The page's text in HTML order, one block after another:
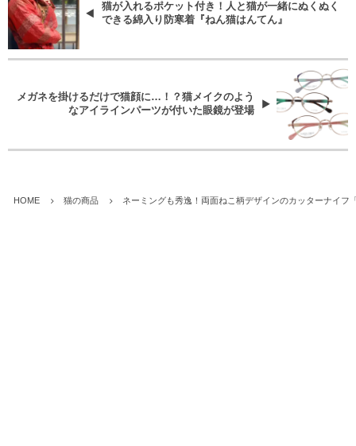
猫が入れるポケット付き！人と猫が一緒にぬくぬく
できる綿入り防寒着『ねん猫はんてん』
メガネを掛けるだけで猫顔に…！？猫メイクのよう
なアイラインパーツが付いた眼鏡が登場
HOME 猫の商品 ネーミングも秀逸！両面ねこ柄デザインのカッターナイフ